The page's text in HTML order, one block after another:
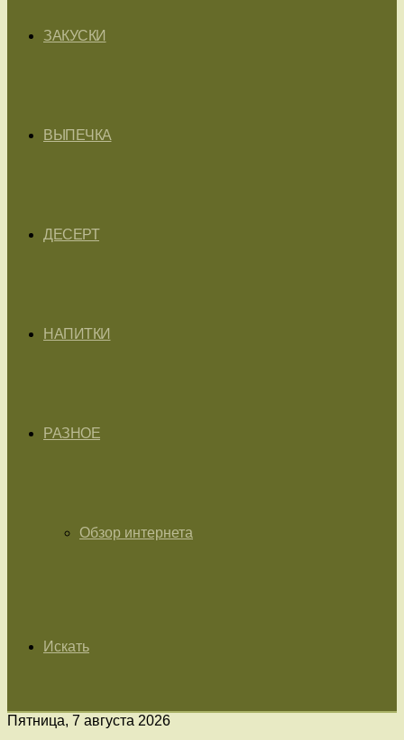
ЗАКУСКИ
ВЫПЕЧКА
ДЕСЕРТ
НАПИТКИ
РАЗНОЕ
Обзор интернета
Искать
Пятница, 7 августа 2026